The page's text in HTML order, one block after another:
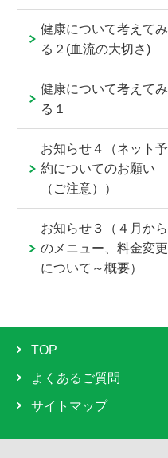
健康について考えてみ
る２(血流の大切さ)
健康について考えてみ
る１
お知らせ４（ネット予
約についてのお願い
（ご注意））
お知らせ３（４月から
のメニュー、料金変更
について～概要）
TOP
よくあるご質問
サイトマップ